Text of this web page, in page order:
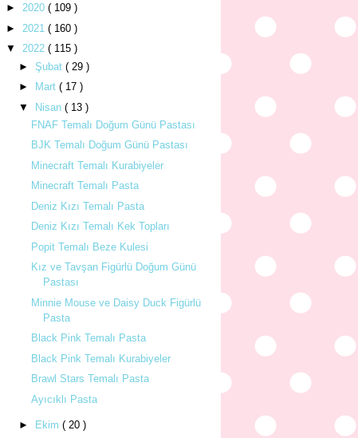
► 2020 ( 109 )
► 2021 ( 160 )
▼ 2022 ( 115 )
► Şubat ( 29 )
►
Mart ( 17 )
▼ Nisan ( 13 )
FNAF Temalı Doğum Günü Pastası
BJK Temalı Doğum Günü Pastası
Minecraft Temalı Kurabiyeler
Minecraft Temalı Pasta
Deniz Kızı Temalı Pasta
Deniz Kızı Temalı Kek Topları
Popit Temalı Beze Kulesi
Kız ve Tavşan Figürlü Doğum Günü
Pastası
Minnie Mouse ve Daisy Duck Figürlü
Pasta
Black Pink Temalı Pasta
Black Pink Temalı Kurabiyeler
Brawl Stars Temalı Pasta
Ayıcıklı Pasta
► Ekim ( 20 )